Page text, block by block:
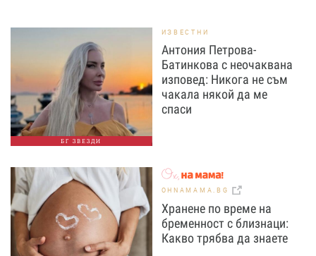
БГ ЗВЕЗДИ
ИЗВЕСТНИ
Антония Петрова-
Батинкова с неочаквана
изповед: Никога не съм
чакала някой да ме
спаси
OHNAMAMA.BG
Хранене по време на
бременност с близнаци:
Какво трябва да знаете